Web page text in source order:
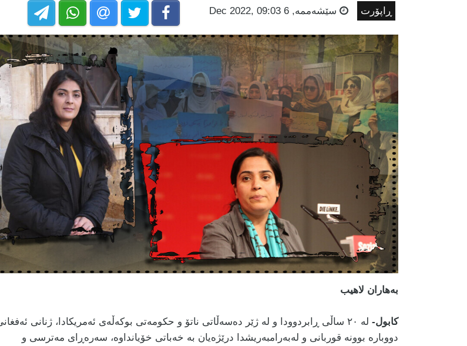
ڕاپۆرت سێشه‌ممه‌, 6 Dec 2022, 09:03
بەهاران لاهیب
کابول-
لە ٢٠ ساڵی ڕابردوودا و لە ژێر دەسەڵاتی ناتۆ و حکومەتی بوکەڵەی ئەمریکادا، ژنانی
دووبارە بوونە قوربانی و لەبەرامبەریشدا درێژەیان بە خەباتی خۆیانداوە، سەرەڕای مەترسی و